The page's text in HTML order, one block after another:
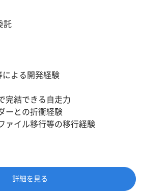
託
による開発経験
完結できる自走力
ーとの折衝経験
ァイル移行等の移行経験
詳細を見る